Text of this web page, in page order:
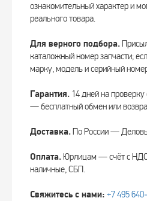
ознакомительный характер и
реального товара.
Для верного подбора.
каталожный номер запчасти;
марку, модель и серийный
Гарантия. 14 дней на проверку
— бесплатный обмен или
Доставка.По России —
Оплата. Юрлицам — счёт с
наличные, СБП.
Свяжитесь с нами: +7 495